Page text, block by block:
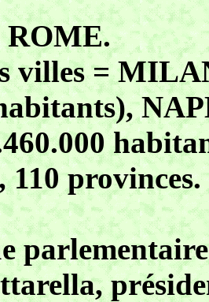
ROME.
villes =
110 provinces.